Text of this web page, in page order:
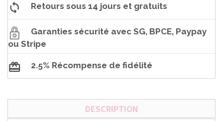
Retours sous 14 jours et gratuits
Garanties sécurité avec SG, BPCE, Paypay
ou Stripe
2.5% Récompense de fidélité
DESCRIPTION